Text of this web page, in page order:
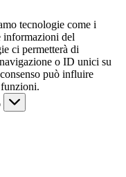
tecnologie come i
informazioni del
ci permetterà di
o ID unici su
può influire
funzioni.